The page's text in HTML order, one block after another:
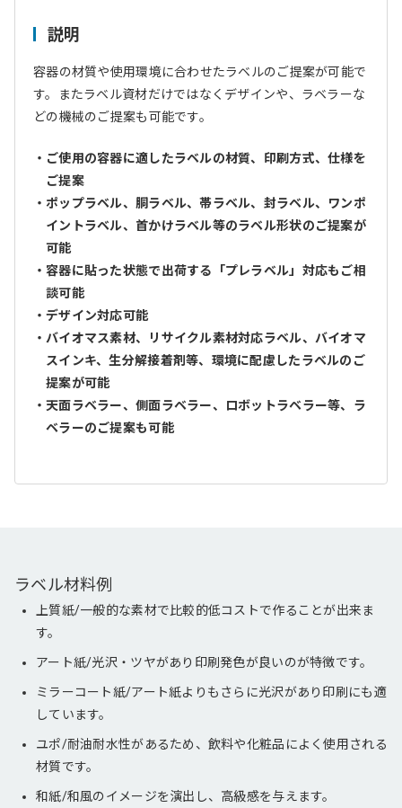
説明
容器の材質や使用環境に合わせたラベルのご提案が可能で
す。またラベル資材だけではなくデザインや、ラベラーな
どの機械のご提案も可能です。
ご使用の容器に適したラベルの材質、印刷方式、仕様を
ご提案
ポップラベル、胴ラベル、帯ラベル、封ラベル、ワンポ
イントラベル、首かけラベル等のラベル形状のご提案が
可能
容器に貼った状態で出荷する「プレラベル」対応もご相
談可能
デザイン対応可能
バイオマス素材、リサイクル素材対応ラベル、バイオマ
スインキ、生分解接着剤等、環境に配慮したラベルのご
提案が可能
天面ラベラー、側面ラベラー、ロボットラベラー等、ラ
ベラーのご提案も可能
ラベル材料例
上質紙/一般的な素材で比較的低コストで作ることが出来ま
す。
アート紙/光沢・ツヤがあり印刷発色が良いのが特徴です。
ミラーコート紙/アート紙よりもさらに光沢があり印刷にも適
しています。
ユポ/耐油耐水性があるため、飲料や化粧品によく使用される
材質です。
和紙/和風のイメージを演出し、高級感を与えます。